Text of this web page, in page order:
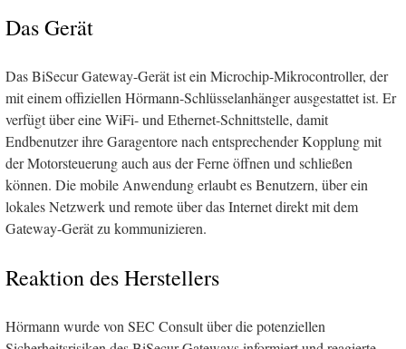
Das Gerät
Das BiSecur Gateway-Gerät ist ein Microchip-Mikrocontroller, der
mit einem offiziellen Hörmann-Schlüsselanhänger ausgestattet ist. Er
verfügt über eine WiFi- und Ethernet-Schnittstelle, damit
Endbenutzer ihre Garagentore nach entsprechender Kopplung mit
der Motorsteuerung auch aus der Ferne öffnen und schließen
können. Die mobile Anwendung erlaubt es Benutzern, über ein
lokales Netzwerk und remote über das Internet direkt mit dem
Gateway-Gerät zu kommunizieren.
Reaktion des Herstellers
Hörmann wurde von SEC Consult über die potenziellen